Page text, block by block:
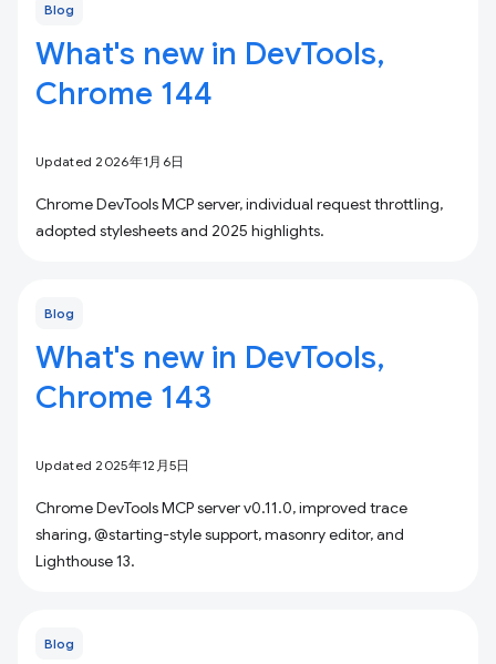
Blog
What's new in DevTools,
Chrome 144
Updated 2026年1月6日
Chrome DevTools MCP server, individual request throttling,
adopted stylesheets and 2025 highlights.
Blog
What's new in DevTools,
Chrome 143
Updated 2025年12月5日
Chrome DevTools MCP server v0.11.0, improved trace
sharing, @starting-style support, masonry editor, and
Lighthouse 13.
Blog